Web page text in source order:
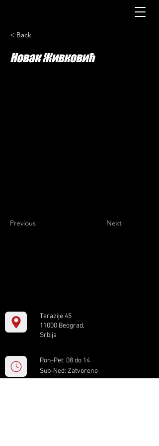
< Back
Новак Живковић
Previous Next
Terazije 45
11000 Beograd,
Srbija
Pon-Pet: 08 do 14
Sub-Ned: Zatvoreno